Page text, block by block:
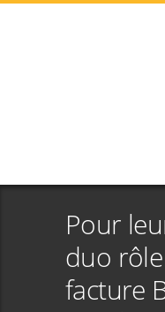
Pour
duo
facture